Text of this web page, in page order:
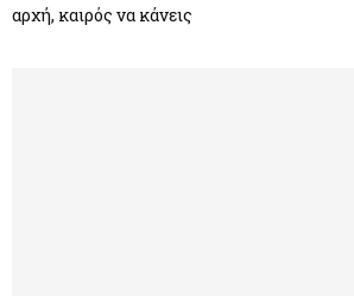
αρχή, καιρός να κάνεις